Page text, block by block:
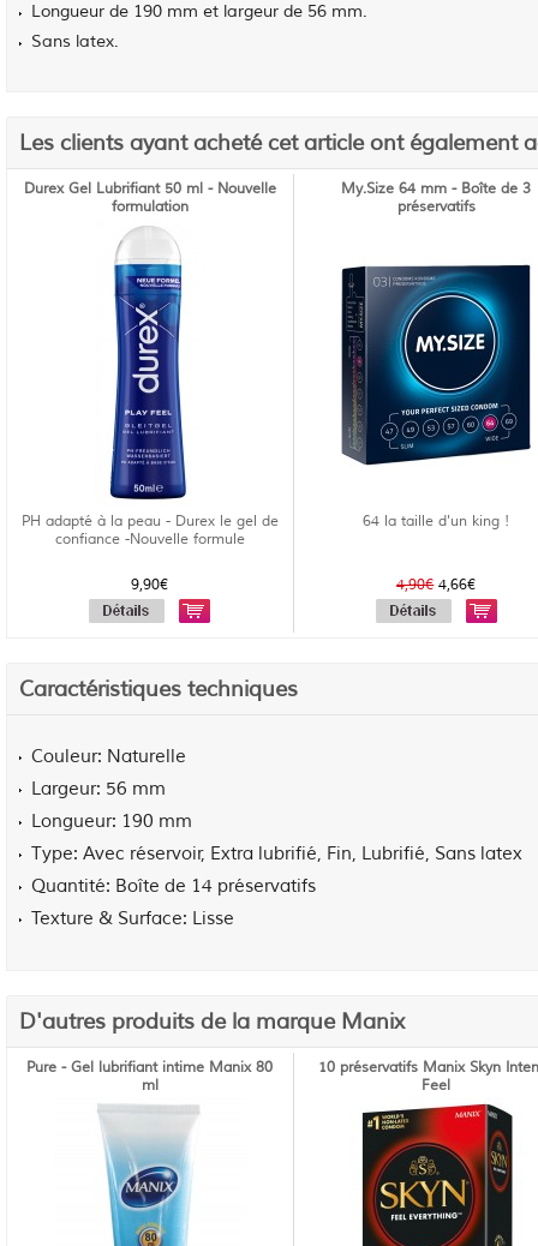
Longueur de 190 mm et largeur de 56 mm.
Sans latex.
Les clients ayant acheté cet article ont également
Durex Gel Lubrifiant 50 ml - Nouvelle
formulation
PH adapté à la peau - Durex le gel de
confiance -Nouvelle formule
9,90€
My.Size 64 mm - Boîte de 3
préservatifs
64 la taille d'un king !
4,90€4,66€
Caractéristiques techniques
Couleur Naturelle
Largeur 56 mm
Longueur 190 mm
Type Avec réservoir, Extra lubrifié, Fin, Lubrifié, Sans latex
Quantité Boîte de 14 préservatifs
Texture & Surface Lisse
D'autres produits de la marque Manix
Pure - Gel lubrifiant intime Manix 80
ml
10 préservatifs Manix Skyn
Feel